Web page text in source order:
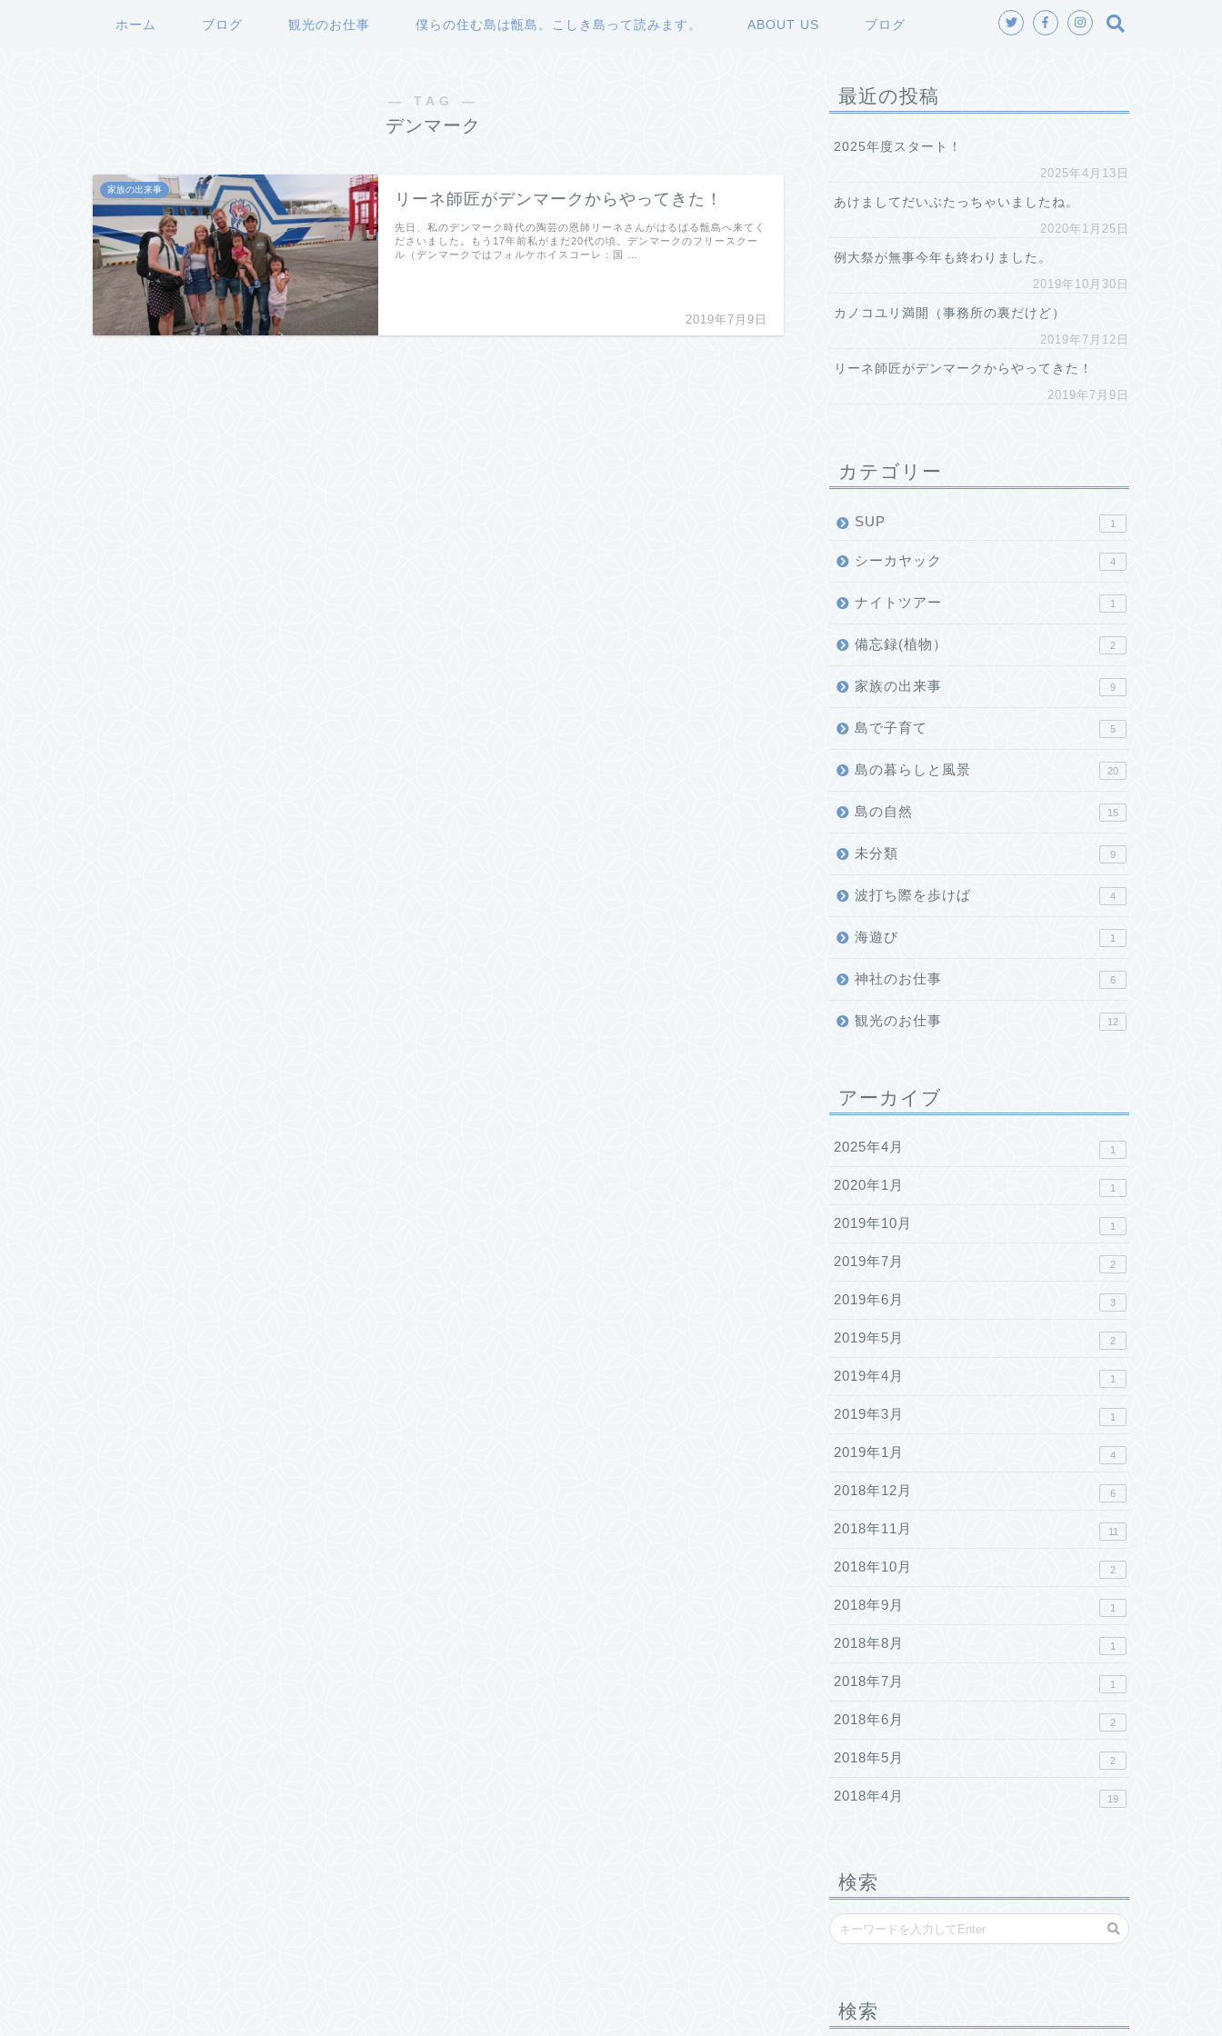
ホーム ブログ 観光のお仕事 僕らの住む島は甑島。こしき島って読みます。 ABOUT US ブログ
― TAG ―
デンマーク
家族の出来事
リーネ師匠がデンマークからやってきた！
2019年7月9日
先日、私のデンマーク時代の陶芸の恩師リーネさんがはるばる甑島へ来てく
ださいました。もう17年前私がまだ20代の頃。デンマークのフリースクー
ル（デンマークではフォルケホイスコーレ：国 …
最近の投稿
2025年度スタート！
2025年4月13日
あけましてだいぶたっちゃいましたね。
2020年1月25日
例大祭が無事今年も終わりました。
2019年10月30日
カノコユリ満開（事務所の裏だけど）
2019年7月12日
リーネ師匠がデンマークからやってきた！
2019年7月9日
カテゴリー
SUP 1
シーカヤック 4
ナイトツアー 1
備忘録(植物） 2
家族の出来事 9
島で子育て 5
島の暮らしと風景 20
島の自然 15
未分類 9
波打ち際を歩けば 4
海遊び 1
神社のお仕事 6
観光のお仕事 12
アーカイブ
2025年4月 1
2020年1月 1
2019年10月 1
2019年7月 2
2019年6月 3
2019年5月 2
2019年4月 1
2019年3月 1
2019年1月 4
2018年12月 6
2018年11月 11
2018年10月 2
2018年9月 1
2018年8月 1
2018年7月 1
2018年6月 2
2018年5月 2
2018年4月 19
検索
検索